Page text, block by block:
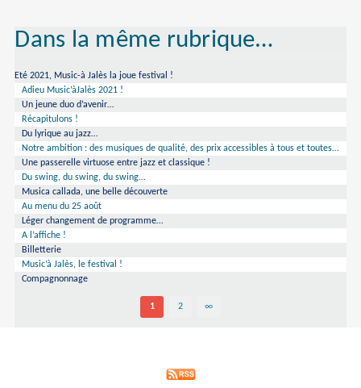
Dans la même rubrique…
Eté 2021, Music-à Jalès la joue festival !
Adieu Music’àJalès 2021 !
Un jeune duo d’avenir…
Récapitulons !
Du lyrique au jazz…
Notre ambition : des musiques de qualité, des prix accessibles à tous et toutes…
Une passerelle virtuose entre jazz et classique !
Du swing, du swing, du swing…
Musica callada, une belle découverte
Au menu du 25 août
Léger changement de programme…
A l’affiche !
Billetterie
Music’à Jalès, le festival !
Compagnonnage
1 2 ∞